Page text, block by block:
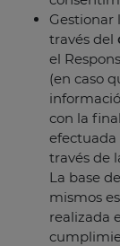
Gestionar
través del
el
(en caso
con la
efectuada
través de
La base
mismos
realizada